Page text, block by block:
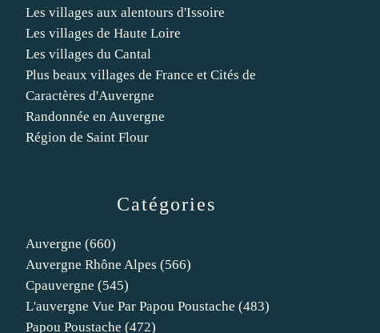
Catégories
Auvergne (660)
Auvergne Rhône Alpes (566)
Cpauvergne (545)
L'auvergne Vue Par Papou Poustache (483)
Papou Poustache (472)
Les villages aux alentours d'Issoire
Les villages de Haute Loire
Les villages du Cantal
Plus beaux villages de France et Cités de
Caractères d'Auvergne
Randonnée en Auvergne
Région de Saint Flour